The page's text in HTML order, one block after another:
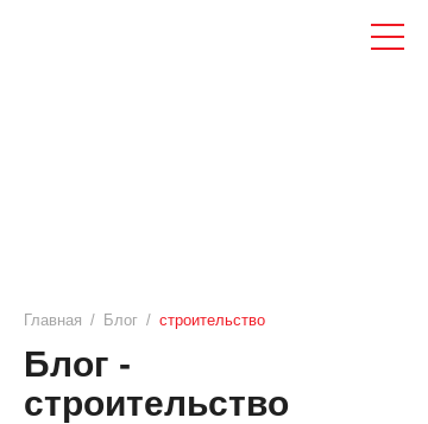
Главная / Блог / строительство
Блог -
строительство